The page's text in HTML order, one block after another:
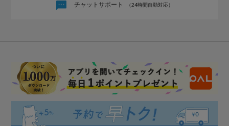
チャットサポート （24時間自動対応）